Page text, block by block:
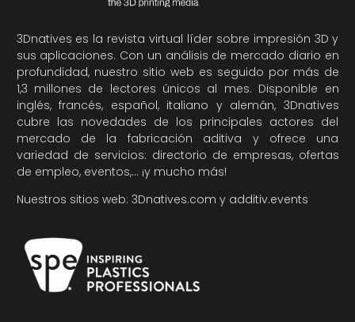
3Dnatives es la revista virtual líder sobre impresión 3D y
sus aplicaciones. Con un análisis de mercado diario en
profundidad, nuestro sitio web es seguido por más de
1,3 millones de lectores únicos al mes. Disponible en
inglés, francés, español, italiano y alemán, 3Dnatives
cubre las novedades de los principales actores del
mercado de la fabricación aditiva y ofrece una
variedad de servicios: directorio de empresas, ofertas
de empleo, eventos,… ¡y mucho más!
Nuestros sitios web: 3Dnatives.com y additiv.events